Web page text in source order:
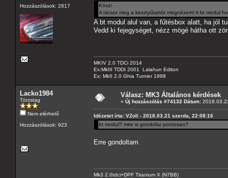
Hozzászólások: 2817
Köszi.
A rácsot meg a kesztyűtartót megnézem! A bt modul
A bt modul alul van, a fűtésbox alatt, ha jól
Vedd ki fejegységet, nézz mögé hátha ott
MKIV 2.0 TDCi 2014
Ex:MkIII TDDI 2001 Lalahun Editon
Ex: MkII 2.0 Ghia Turnier 1998
Lacko1984
Törzstag
Nem elérhető
Hozzászólások: 923
Válasz: MK3 Általános kérdések
« Új hozzászólás #74132 Dátum:
Idézetet írta: VZoli - 2018.03.21 szerda, 22:08:16
bt modul? mire is gondolsz pontosan?
Erre gondoltam
Mk3 2.0tdci+DPF Titanium X (N7BB)